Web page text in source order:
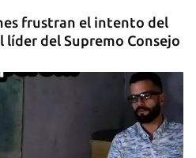
frustran el intento del
líder del Supremo Consejo